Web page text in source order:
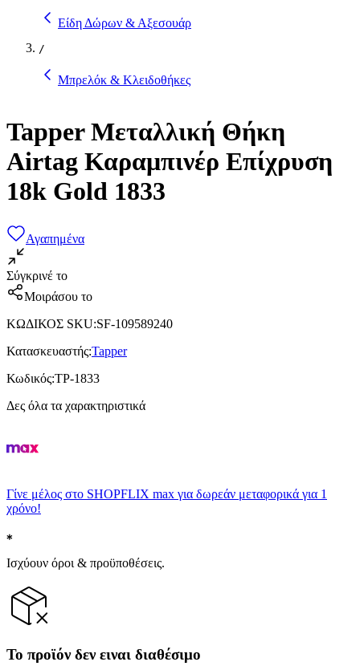
Είδη Δώρων & Αξεσουάρ
/
Μπρελόκ & Κλειδοθήκες
Tapper Μεταλλική Θήκη
Airtag Καραμπινέρ Επίχρυση
18k Gold 1833
Αγαπημένα
Σύγκρινέ το
Μοιράσου το
ΚΩΔΙΚΟΣ SKU:SF-109589240
Κατασκευαστής:Tapper
Κωδικός:TP-1833
Δες όλα τα χαρακτηριστικά
Γίνε μέλος στο SHOPFLIX max για δωρεάν μεταφορικά για 1
χρόνο!
Ισχύουν όροι & προϋποθέσεις.
Το προϊόν δεν ειναι διαθέσιμο